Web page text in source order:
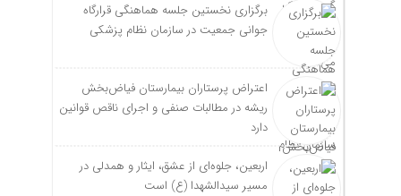
برگزاری نخستین جلسه هماهنگی قرارگاه
جوانی جمعیت در سازمان نظام پزشکی
اعتراض پرستاران بیمارستان فیاض‌بخش
ریشه در مطالبات صنفی و اجرای ناقص قوانین
دارد
اربعین، جلوه‌ای از عشق، ایثار و همدلی در
مسیر سیدالشهدا (ع) است